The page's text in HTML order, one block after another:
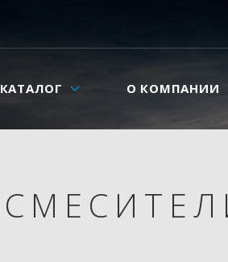
КАТАЛОГ О КОМПАНИИ